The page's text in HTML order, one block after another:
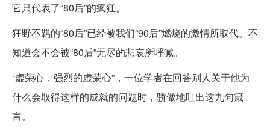
它只代表了“80后”的疯狂。
狂野不羁的“80后”已经被我们“90后”燃烧的激情所取代。不
知道会不会被“80后”无尽的悲哀所呼喊。
“虚荣心，强烈的虚荣心”，一位学者在回答别人关于他为
什么会取得这样的成就的问题时，骄傲地吐出这九句箴
言。